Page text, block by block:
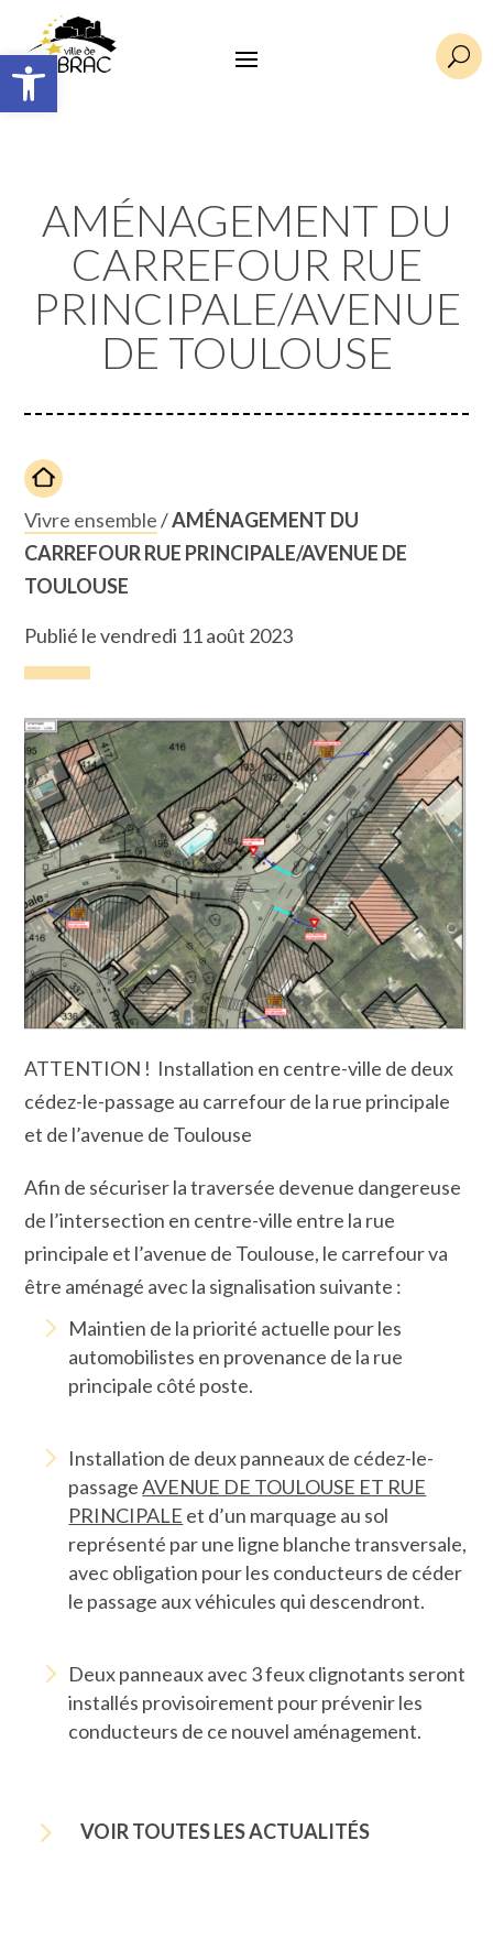
Ouvrir la barre d’outils U
AMÉNAGEMENT DU
CARREFOUR RUE
PRINCIPALE/AVENUE
DE TOULOUSE
Vivre ensemble/AMÉNAGEMENT DU
CARREFOUR RUE PRINCIPALE/AVENUE DE
TOULOUSE
Publié le vendredi 11 août 2023
ATTENTION ! Installation en centre-ville de deux
cédez-le-passage au carrefour de la rue principale
et de l’avenue de Toulouse
Afin de sécuriser la traversée devenue dangereuse
de l’intersection en centre-ville entre la rue
principale et l’avenue de Toulouse, le carrefour va
être aménagé avec la signalisation suivante :
Maintien de la priorité actuelle pour les
automobilistes en provenance de la rue
principale côté poste.
Installation de deux panneaux de cédez-le-
passageAVENUE DE TOULOUSE ET RUE
PRINCIPALE et d’un marquage au sol
représenté par une ligne blanche transversale,
avec obligation pour les conducteurs de céder
le passage aux véhicules qui descendront.
Deux panneaux avec 3 feux clignotants seront
installés provisoirement pour prévenir les
conducteurs de ce nouvel aménagement.
5 VOIR TOUTES LES ACTUALITÉS